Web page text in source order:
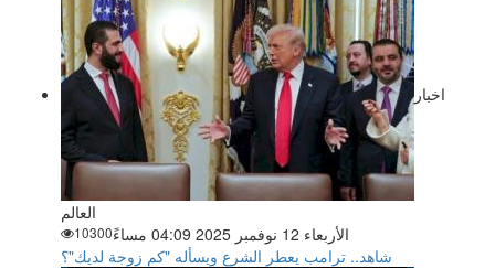
اخبار
العالم
الأربعاء 12 نوفمبر 2025 04:09 مساءً
10300
شاهد.. ترامب يعطر الشرع ويسأله "كم زوجة لديك"؟